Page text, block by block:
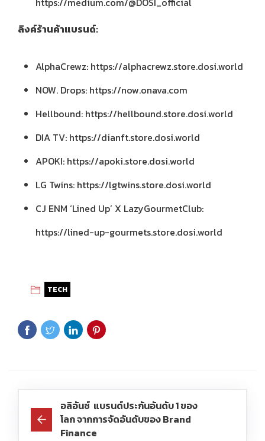
ลิงค์ร้านค้าแบรนด์:
AlphaCrewz: https://alphacrewz.store.dosi.world
NOW. Drops: https://now.onava.com
Hellbound: https://hellbound.store.dosi.world
DIA TV: https://dianft.store.dosi.world
APOKI: https://apoki.store.dosi.world
LG Twins: https://lgtwins.store.dosi.world
CJ ENM ‘Lined Up’ X LazyGourmetClub:
https://lined-up-gourmets.store.dosi.world
TECH
อลิอันซ์ แบรนด์ประกันอันดับ 1 ของ
โลก จากการจัดอันดับของ Brand
Finance